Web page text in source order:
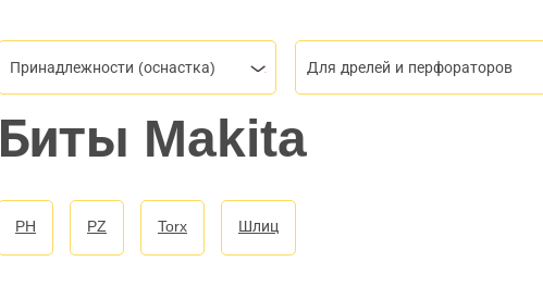
Принадлежности (оснастка) Для дрелей и перфораторов
Биты Makita
PH PZ Torx Шлиц